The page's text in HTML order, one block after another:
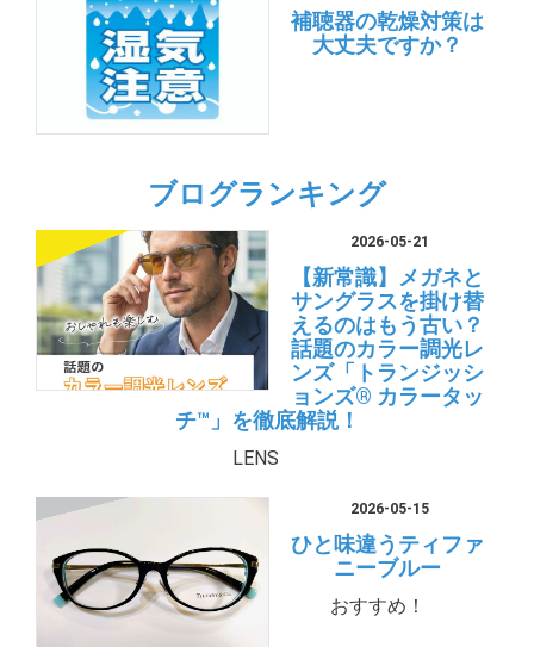
補聴器の乾燥対策は
大丈夫ですか？
ブログランキング
2026-05-21
【新常識】メガネと
サングラスを掛け替
えるのはもう古い？
話題のカラー調光レ
ンズ「トランジッシ
ョンズ® カラータッ
チ™」を徹底解説！
LENS
2026-05-15
ひと味違うティファ
ニーブルー
おすすめ！